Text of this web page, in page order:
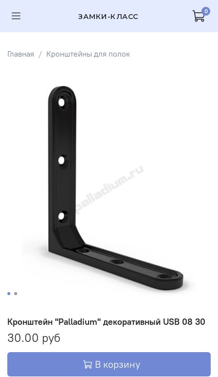
ЗАМКИ-КЛАСС
0
Главная Кронштейны для полок
Кронштейн "Palladium" декоративный USB 08 30
30.00 руб
В корзину